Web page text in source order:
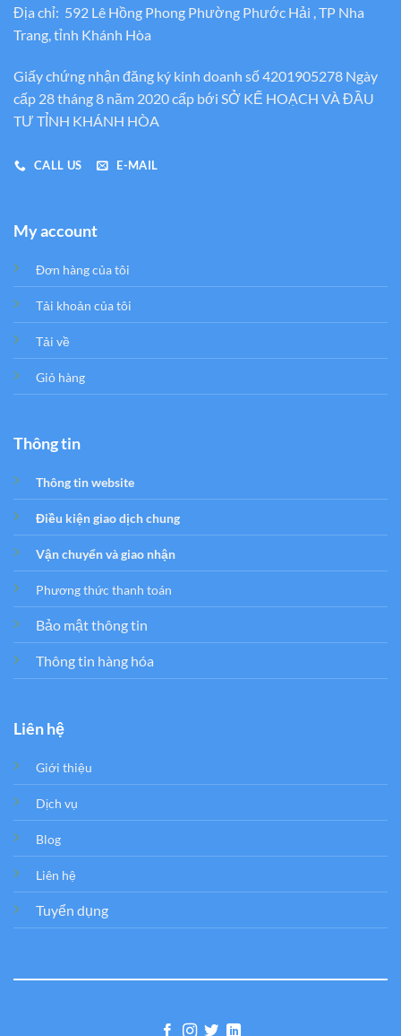
Địa chỉ: 592 Lê Hồng Phong Phường Phước Hải , TP Nha
Trang, tỉnh Khánh Hòa
Giấy chứng nhận đăng ký kinh doanh số 4201905278 Ngày
cấp 28 tháng 8 năm 2020 cấp bới SỞ KẾ HOẠCH VÀ ĐẦU
TƯ TỈNH KHÁNH HÒA
CALL US E-MAIL
My account
Đơn hàng của tôi
Tải khoản của tôi
Tải về
Giỏ hàng
Thông tin
Thông tin website
Điều kiện giao dịch chung
Vận chuyển và giao nhận
Phương thức thanh toán
Bảo mật thông tin
Thông tin hàng hóa
Liên hệ
Giới thiệu
Dịch vụ
Blog
Liên hệ
Tuyển dụng